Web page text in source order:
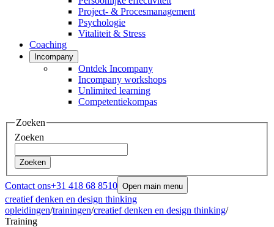
Project- & Procesmanagement
Psychologie
Vitaliteit & Stress
Coaching
Incompany
Ontdek Incompany
Incompany workshops
Unlimited learning
Competentiekompas
Zoeken
Zoeken
Zoeken
Contact ons+31 418 68 8510 Open main menu
creatief denken en design thinking
opleidingen/trainingen/creatief denken en design thinking/
Training